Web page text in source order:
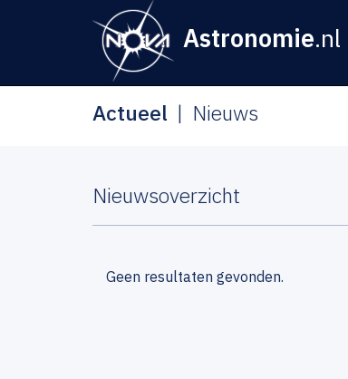
Astronomie.nl
Actueel Nieuws
Nieuwsoverzicht
Geen resultaten gevonden.